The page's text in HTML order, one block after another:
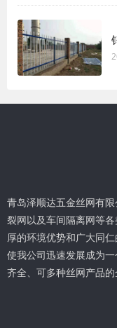
青岛泽顺达五金丝网有
裂网以及车间隔离网等
厚的环境优势和广大同
使我公司迅速发展成为
齐全、可多种丝网产品的